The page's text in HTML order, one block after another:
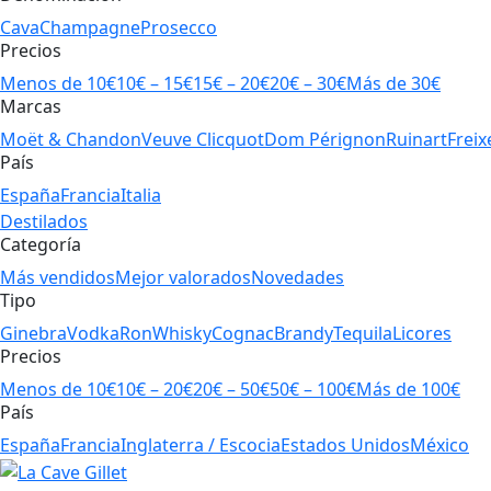
CavaChampagneProsecco
Precios
Menos de 10€10€ – 15€15€ – 20€20€ – 30€Más de 30€
Marcas
Moët & ChandonVeuve ClicquotDom PérignonRuinart
País
EspañaFranciaItalia
Destilados
Categoría
Más vendidosMejor valoradosNovedades
Tipo
GinebraVodkaRonWhiskyCognacBrandyTequilaLicores
Precios
Menos de 10€10€ – 20€20€ – 50€50€ – 100€Más de 100€
País
EspañaFranciaInglaterra / EscociaEstados UnidosMéxico